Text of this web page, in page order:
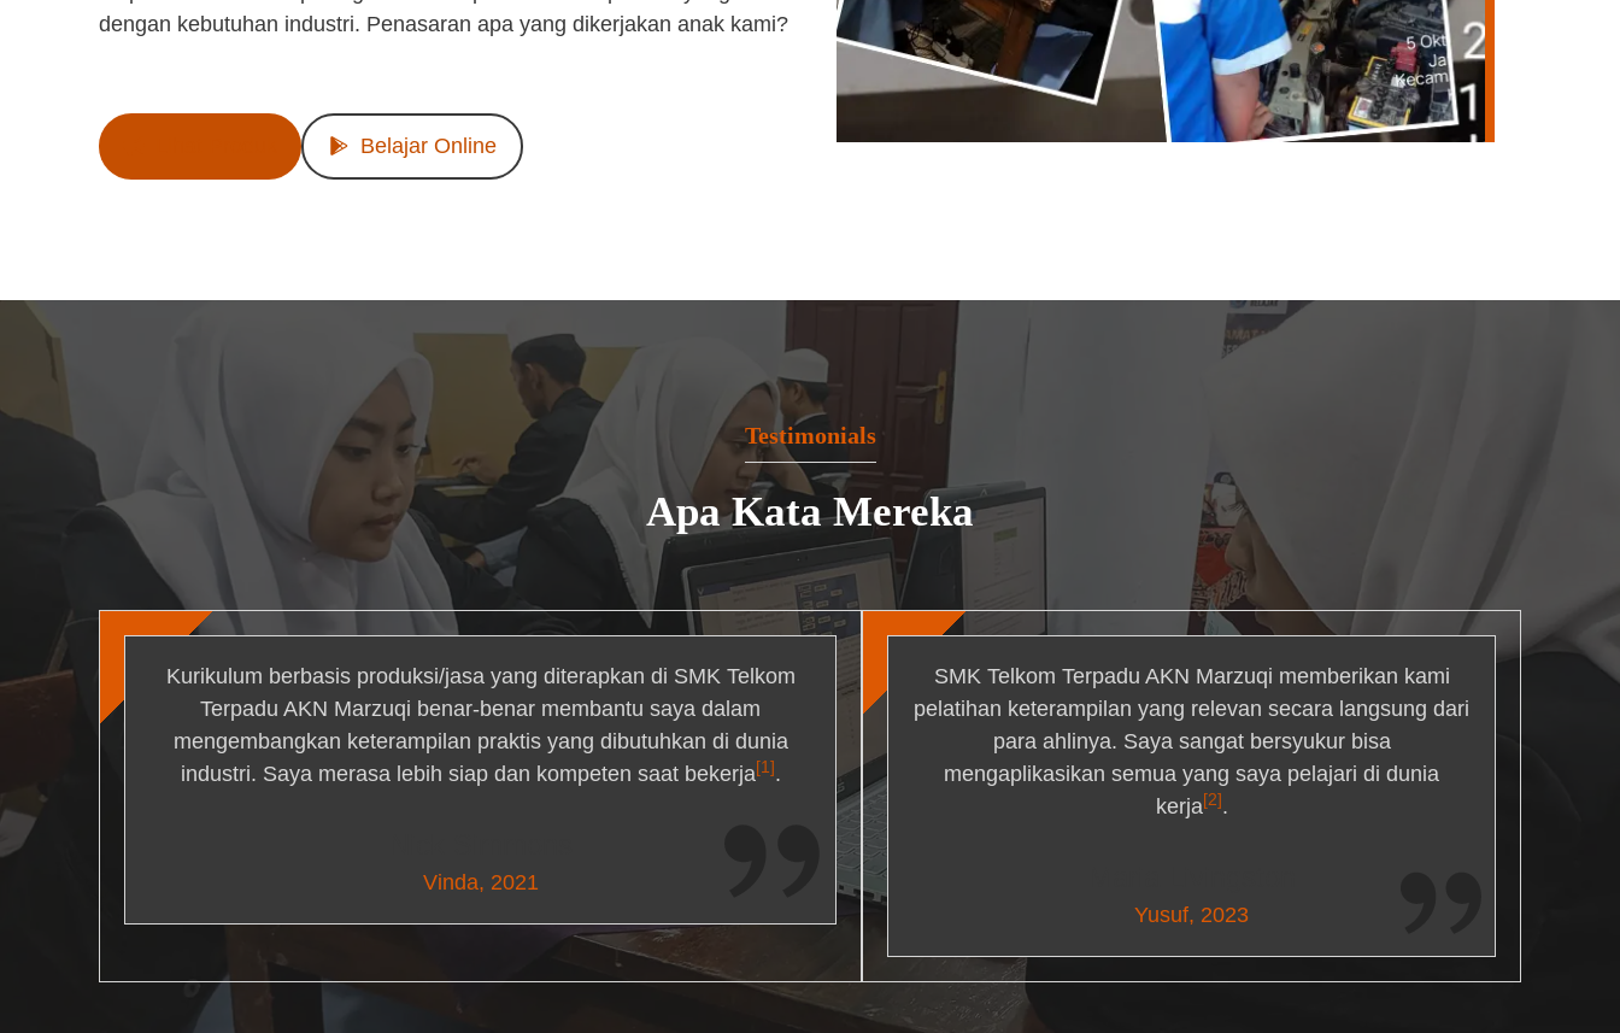
dengan kebutuhan industri. Penasaran apa yang dikerjakan anak kami?
Belajar Online
Testimonials
Apa Kata Mereka
Kurikulum berbasis produksi/jasa yang diterapkan di SMK Telkom
Terpadu AKN Marzuqi benar-benar membantu saya dalam
mengembangkan keterampilan praktis yang dibutuhkan di dunia
industri. Saya merasa lebih siap dan kompeten saat bekerja[1].
Vinda, 2021
SMK Telkom Terpadu AKN Marzuqi memberikan kami
pelatihan keterampilan yang relevan secara langsung dari
para ahlinya. Saya sangat bersyukur bisa
mengaplikasikan semua yang saya pelajari di dunia
kerja[2].
Yusuf, 2023